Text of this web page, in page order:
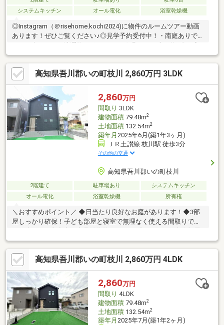
システムキッチン
オール電化 浴室乾燥機
◎Instagram（＠risehome.kochi2024)に物件のルームツアー動画
あります！ぜひご覧ください♪◎見学予約受付中！・南庭ありで、
知市方面への通勤も便利な立地。・南向きで陽当たり良好なLDK
は約15帖、ダイニングとリビングをゆるやかに分けられるレイア
ウト。・2階は全居室収納＋WIC付きで、使い勝手も◎家族の暮ら
しにちょうどいいサイズ感の住まいです。【周辺環境】・いの町
立枝川小学校：徒歩17分（1306ｍ）・いの町立伊野中学校：徒歩
25分（1975ｍ）
高知県吾川郡いの町枝川 2,860万円 3LDK
2,860万円
間取り 3LDK
建物面積79.48m2
土地面積132.54m2
築年月 2025年6月(築1年3ヶ月)
ＪＲ土讃線 枝川駅 徒歩3分
その他の交通
高知県吾川郡いの町枝川
2階建て 駐車場あり
システムキッチン
オール電化
浴室乾燥機 所有権
＼おすすめポイント／ ◆日当たり良好なお庭があります！◆3部
屋しっかり確保！子ども部屋と寝室で無理なく使える間取りで
す！◆LDK・主寝室 家具雑貨等そのままプレゼント！◆全部屋
ブラインド設置！◆省令準耐火仕様で、安心の資産価値！☆こち
らの物件は本日ご案内可能です☆☆ご購入時の住宅ローン相談も
無料で承ります♪物件が気になったらお好きなタイミングで【088-
831-1885】へお問い合わせください！資料請求フォームからは24
時間受付中☆
高知県吾川郡いの町枝川 2,860万円 4LDK
2,860万円
間取り 4LDK
建物面積79.48m2
土地面積132.54m2
築年月 2025年7月(築1年2ヶ月)